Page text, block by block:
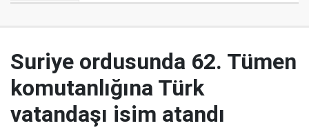
Suriye ordusunda 62. Tümen
komutanlığına Türk
vatandaşı isim atandı